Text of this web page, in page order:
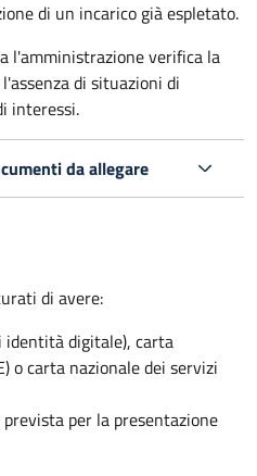
di un incarico già espletato.
l'amministrazione verifica la
di situazioni di
interessi.
da allegare
di avere:
identità digitale), carta
o carta nazionale dei servizi
per la presentazione